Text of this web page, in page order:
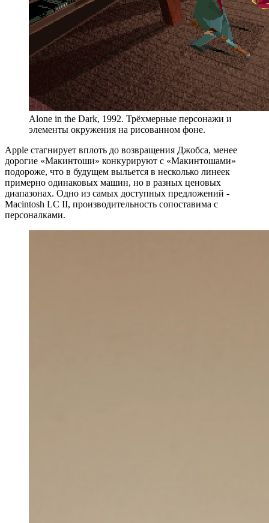
Alone in the Dark, 1992. Трёхмерные персонажи и
элементы окружения на рисованном фоне.
Apple стагнирует вплоть до возвращения Джобса, менее
дорогие «Макинтоши» конкурируют с «Макинтошами»
подороже, что в будущем выльется в несколько линеек
примерно одинаковых машин, но в разных ценовых
диапазонах. Одно из самых доступных предложений ‑
Macintosh LC II, производительность сопоставима с
персоналками.